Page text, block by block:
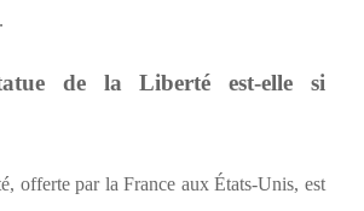
de la Liberté est-elle si
offerte par la France aux États-Unis, est